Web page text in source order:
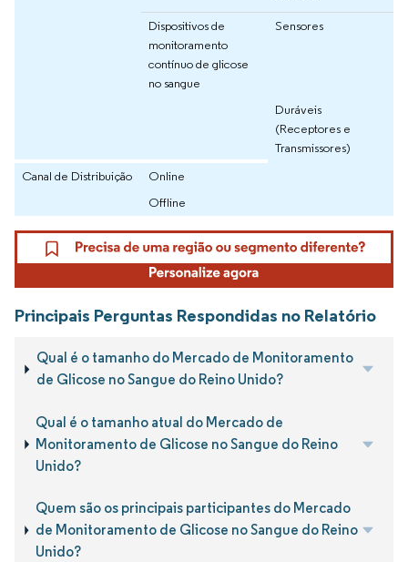
Dispositivos de
monitoramento
contínuo de glicose
no sangue
Sensores
Duráveis
(Receptores e
Transmissores)
Canal de Distribuição
Online
Offline
Principais Perguntas Respondidas no Relatório
Qual é o tamanho do Mercado de Monitoramento
de Glicose no Sangue do Reino Unido?
Qual é o tamanho atual do Mercado de
Monitoramento de Glicose no Sangue do Reino
Unido?
Quem são os principais participantes do Mercado
de Monitoramento de Glicose no Sangue do Reino
Unido?